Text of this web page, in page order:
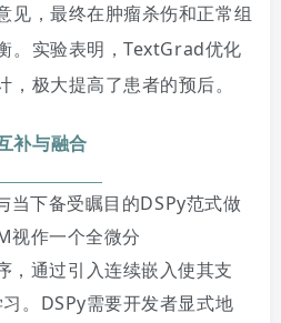
见，最终在肿瘤杀伤和正常组
实验表明，TextGrad优化
极大提高了患者的预后。
补与融合
下备受瞩目的DSPy范式做
视作一个全微分
通过引入连续嵌入使其支
。DSPy需要开发者显式地